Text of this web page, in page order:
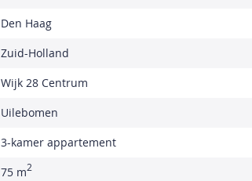
Den Haag
Zuid-Holland
Wijk 28 Centrum
Uilebomen
3-kamer appartement
75 m2